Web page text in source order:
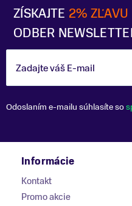
ZÍSKAJTE 2% ZĽAVU
ODBER
Zadajte váš E-mail
Odoslaním e-mailu súhlasíte so
Informácie
Kontakt
Promo akcie